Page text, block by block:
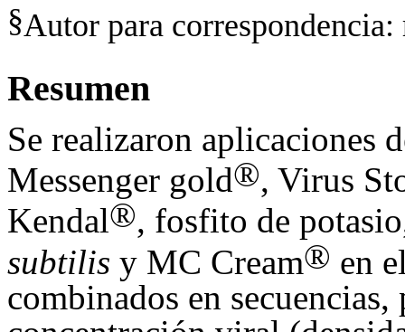
§Autor para correspondencia:
Resumen
Se realizaron aplicaciones
Messenger gold®, Virus
Kendal®, fosfito de
subtilis y MC Cream® en
combinados en